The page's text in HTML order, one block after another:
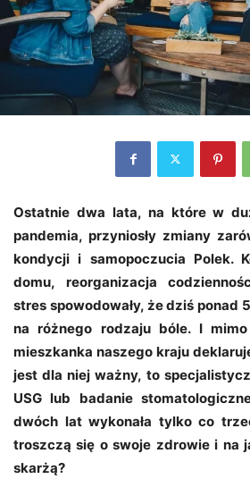
Ostatnie dwa lata, na które w
pandemia, przyniosły zmiany
kondycji i samopoczucia Polek.
domu, reorganizacja
stres spowodowały, że dziś ponad
na różnego rodzaju bóle. I
mieszkanka naszego kraju
jest dla niej ważny, to
USG lub badanie
dwóch lat wykonała tylko co
troszczą się o swoje zdrowie i na
skarżą?